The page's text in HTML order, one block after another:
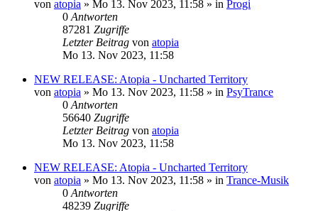
von atopia » Mo 13. Nov 2023, 11:58 » in Progi
0 Antworten
87281 Zugriffe
Letzter Beitrag von atopia
Mo 13. Nov 2023, 11:58
NEW RELEASE: Atopia - Uncharted Territory
von atopia » Mo 13. Nov 2023, 11:58 » in PsyTrance
0 Antworten
56640 Zugriffe
Letzter Beitrag von atopia
Mo 13. Nov 2023, 11:58
NEW RELEASE: Atopia - Uncharted Territory
von atopia » Mo 13. Nov 2023, 11:58 » in Trance-Musik
0 Antworten
48239 Zugriffe